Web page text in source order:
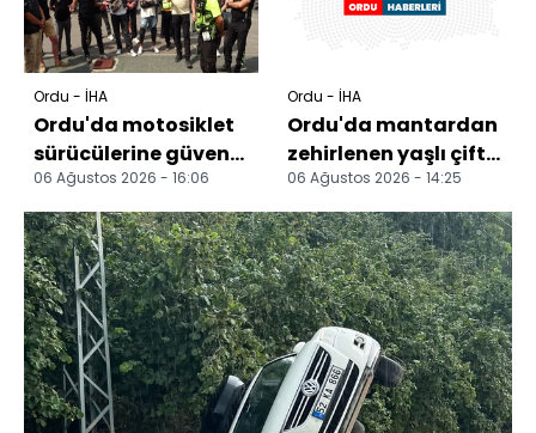
Ordu - İHA
Ordu'da motosiklet
sürücülerine güvenli
sürüş eğitimi
06 Ağustos 2026 - 16:06
Ordu - İHA
Ordu'da mantardan
zehirlenen yaşlı çift
hastaneye kaldırıldı
06 Ağustos 2026 - 14:25